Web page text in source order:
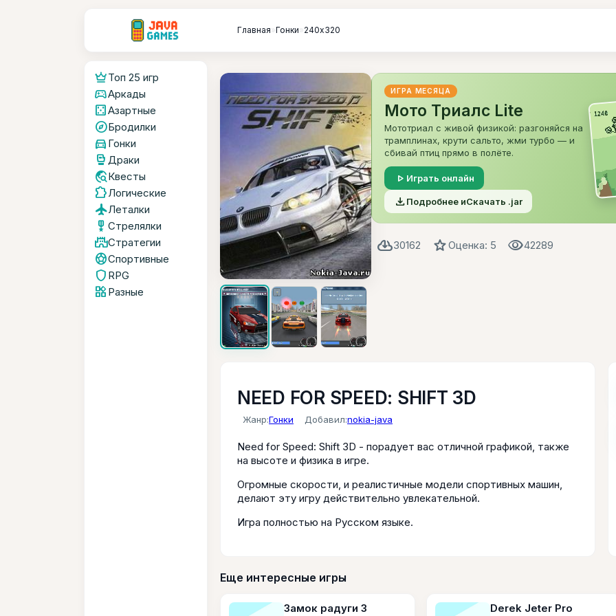
Главная»Гонки»240х320
crownТоп 25 игр
sports_esportsАркады
casinoАзартные
exploreБродилки
directions_car Гонки
sports_mma Драки
travel_exploreКвесты
extensionЛогические
flightЛеталки
military_tech Стрелялки
castleСтратегии
sports_soccerСпортивные
shield RPG
widgetsРазные
ИГРА МЕСЯЦА
Мото Триалс Lite
Мототриал с живой физикой: разгоняйся на
трамплинах, крути сальто, жми турбо — и
сбивай птиц прямо в полёте.
play_arrow Играть онлайн
file_downloadПодробнее иСкачать .jar
cloud_download30162 starОценка: 5 visibility42289
NEED FOR SPEED: SHIFT 3D
Жанр:Гонки Добавил:nokia-java
Need for Speed: Shift 3D - порадует вас отличной графикой, также
на высоте и физика в игре.
Огромные скорости, и реалистичные модели спортивных машин,
делают эту игру действительно увлекательной.
Игра полностью на Русском языке.
Еще интересные игры
Замок радуги 3
Derek Jeter Pro